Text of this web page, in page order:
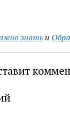
знатьи